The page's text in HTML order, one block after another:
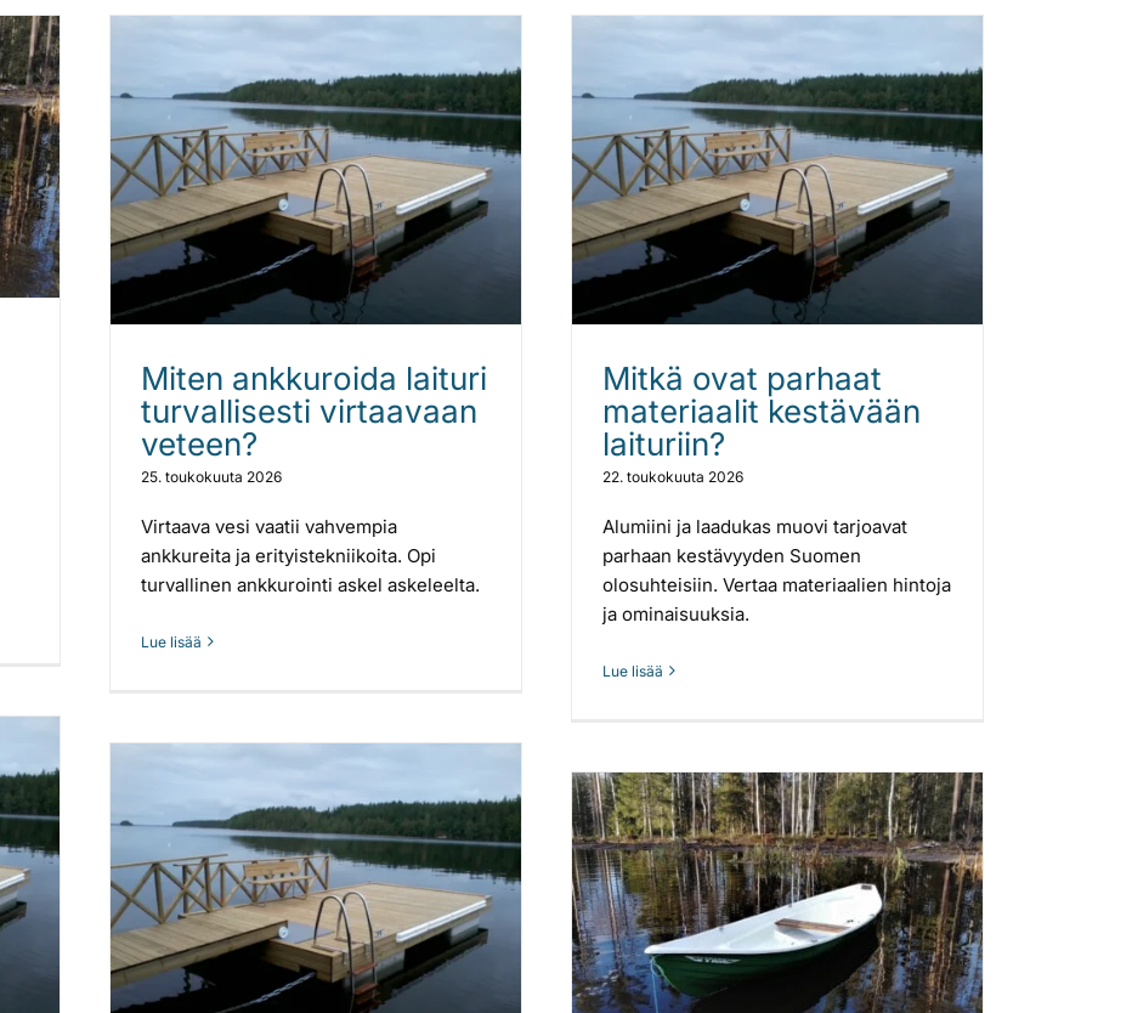
Miten ankkuroida laituri
turvallisesti virtaavaan
veteen?
25. toukokuuta 2026
Virtaava vesi vaatii vahvempia
ankkureita ja erityistekniikoita. Opi
turvallinen ankkurointi askel askeleelta.
Lue lisää
Mitkä ovat parhaat
materiaalit kestävään
laituriin?
22. toukokuuta 2026
Alumiini ja laadukas muovi tarjoavat
parhaan kestävyyden Suomen
olosuhteisiin. Vertaa materiaalien hintoja
ja ominaisuuksia.
Lue lisää